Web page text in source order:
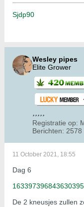
Sjdp90
Wesley pipes
Elite Grower
Registratie op:
Berichten: 2578
11 October 2021, 18:55
Dag 6
De 2 kneusjes zullen